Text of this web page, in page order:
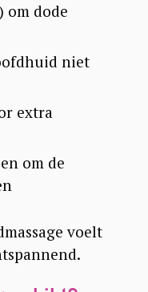
om dode
niet
extra
om de
voelt